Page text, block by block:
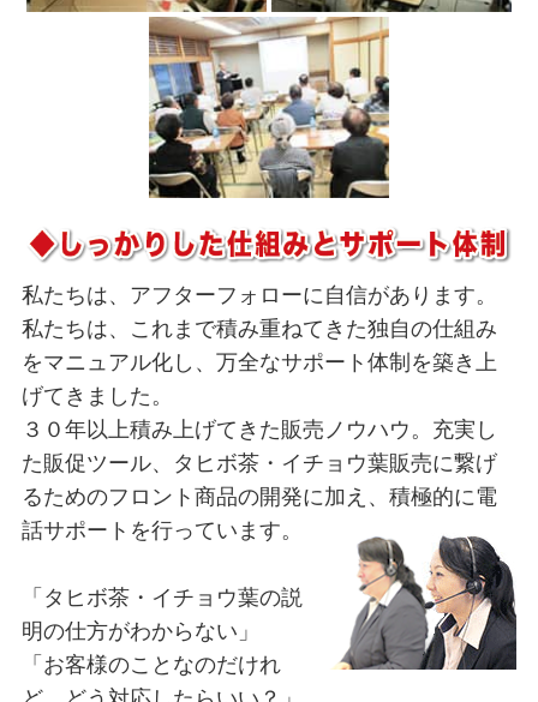
私たちは、アフターフォローに自信があります。
私たちは、これまで積み重ねてきた独自の仕組み
をマニュアル化し、万全なサポート体制を築き上
げてきました。
３０年以上積み上げてきた販売ノウハウ。充実し
た販促ツール、タヒボ茶・イチョウ葉販売に繋げ
るためのフロント商品の開発に加え、積極的に電
話サポートを行っています。
「タヒボ茶・イチョウ葉の説
明の仕方がわからない」
「お客様のことなのだけれ